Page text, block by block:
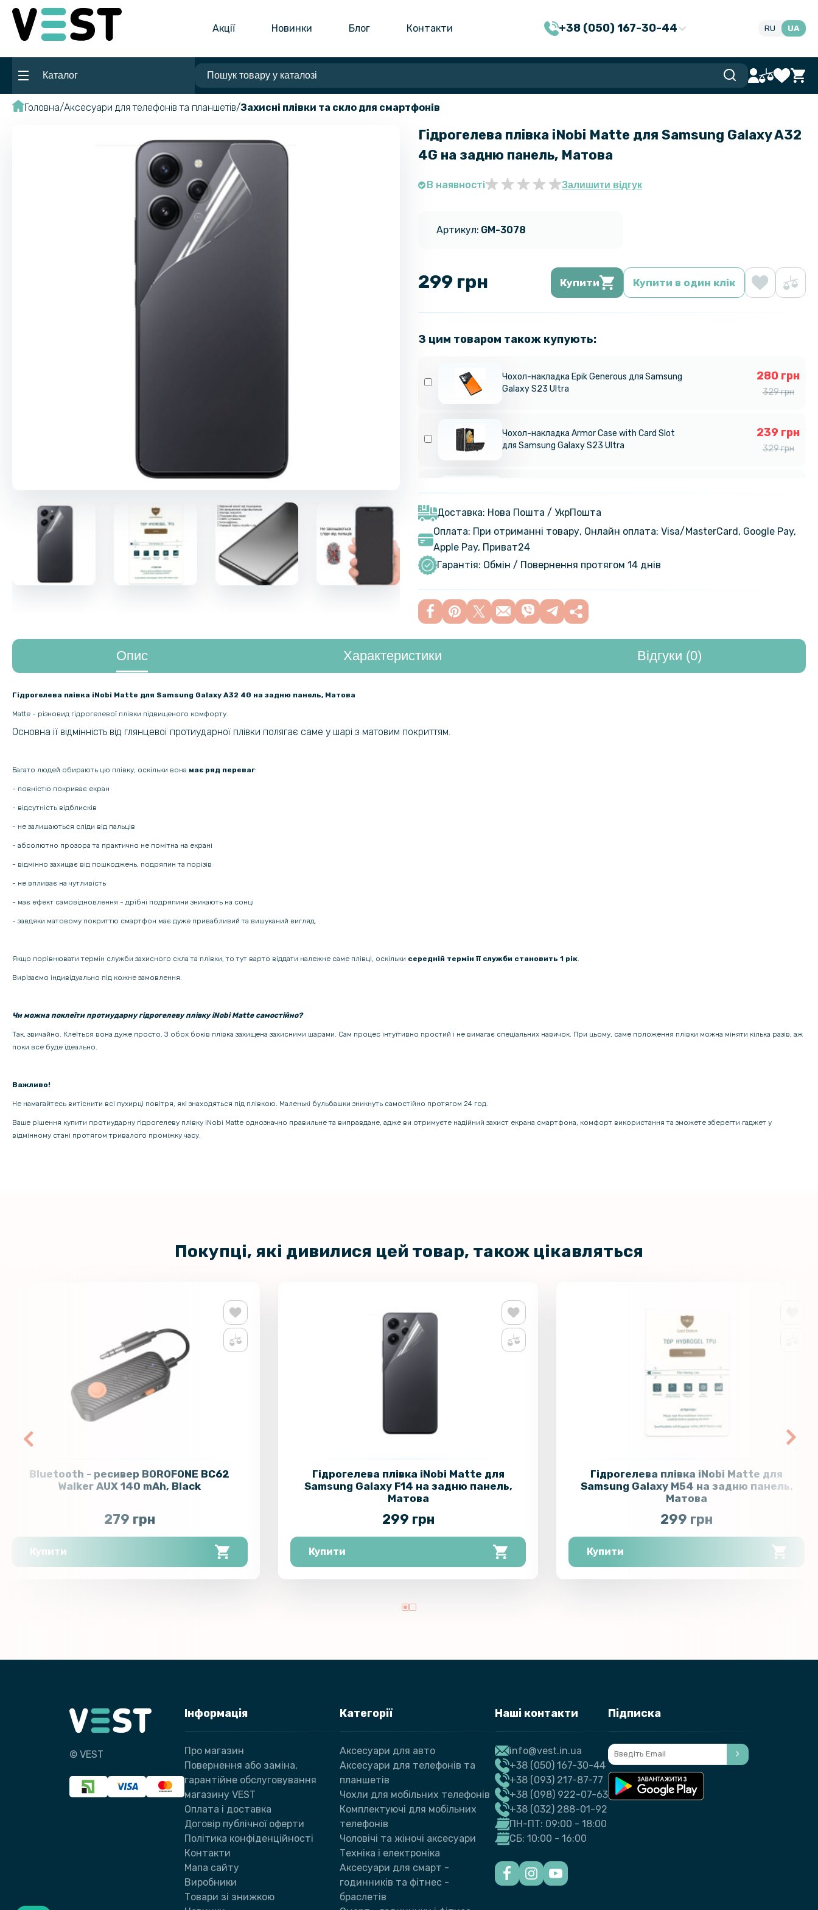
Акції Новинки Блог Контакти +38 (050) 167-30-44 RU UA
Каталог
Головна Аксесуари для телефонів та планшетів Захисні плівки та скло для смартфонів
Гідрогелева плівка iNobi Matte для Samsung Galaxy A32
4G на задню панель, Матова
В наявності Залишити відгук
Артикул: GM-3078
299 грн Купити Купити в один клік
З цим товаром також купують:
Чохол-накладка Epik Generous для Samsung
Galaxy S23 Ultra
280 грн
329 грн
Чохол-накладка Armor Case with Card Slot
для Samsung Galaxy S23 Ultra
239 грн
329 грн
Чохол GKK Leather Soft Shell для Samsung
S23 Ultra
Чохол накладка New Textile leather саse для
Samsung Galaxy A54
Доставка: Нова Пошта / УкрПошта
Оплата: При отриманні товару, Онлайн оплата: Visa/MasterСard, Google Pay,
Apple Pay, Приват24
Гарантія: Обмін / Повернення протягом 14 днів
Опис Характеристики Відгуки (0)
Гідрогелева плівка iNobi Matte для Samsung Galaxy A32 4G на задню панель, Матова
Matte - різновид гідрогелевої плівки підвищеного комфорту.
Основна її відмінність від глянцевої протиударної плівки полягає саме у шарі з матовим покриттям.
Багато людей обирають цю плівку, оскільки вона має ряд переваг:
- повністю покриває екран
- відсутність відблисків
- не залишаються сліди від пальців
- абсолютно прозора та практично не помітна на екрані
- відмінно захищає від пошкоджень, подряпин та порізів
- не впливає на чутливість
- має ефект самовідновлення - дрібні подряпини зникають на сонці
- завдяки матовому покриттю смартфон має дуже привабливий та вишуканий вигляд.
Якщо порівнювати термін служби захисного скла та плівки, то тут варто віддати належне саме плівці, оскільки середній термін її служби становить 1 рік
Вирізаємо індивідуально під кожне замовлення.
Чи можна поклеїти протиударну гідрогелеву плівку iNobi Matte самостійно?
Так, звичайно. Клеїться вона дуже просто. З обох боків плівка захищена захисними шарами. Сам процес інтуїтивно простий і не вимагає спеціальних навичок. При цьому, саме положення плівки можна міняти кілька разів, аж
поки все буде ідеально.
Важливо!
Не намагайтесь витіснити всі пухирці повітря, які знаходяться під плівкою. Маленькі бульбашки зникнуть самостійно протягом 24 год.
Ваше рішення купити протиударну гідрогелеву плівку iNobi Matte однозначно правильне та виправдане, адже ви отримуєте надійний захист екрана смартфона, комфорт використання та зможете зберегти гаджет у
відмінному стані протягом тривалого проміжку часу.
Покупці, які дивилися цей товар, також цікавляться
Bluetooth - ресивер BOROFONE BC62
Walker AUX 140 mAh, Black
279 грн
Купити
Гідрогелева плівка iNobi Matte для
Samsung Galaxy F14 на задню панель,
Матова
299 грн
Купити
Гідрогелева плівка iNobi Matte для
Samsung Galaxy M54 на задню панель,
Матова
299 грн
Купити
© VEST
Інформація
Про магазин
Повернення або заміна,
гарантійне обслуговування
магазину VEST
Оплата і доставка
Договір публічної оферти
Політика конфіденційності
Контакти
Мапа сайту
Виробники
Товари зі знижкою
Категорії
Аксесуари для авто
Аксесуари для телефонів та
планшетів
Чохли для мобільних телефонів
Комплектуючі для мобільних
телефонів
Чоловічі та жіночі аксесуари
Техніка і електроніка
Аксесуари для смарт -
годинників та фітнес -
браслетів
Наші контакти
info@vest.in.ua
+38 (050) 167-30-44
+38 (093) 217-87-77
+38 (098) 922-07-63
+38 (032) 288-01-92
ПН-ПТ: 09:00 - 18:00
СБ: 10:00 - 16:00
Підписка